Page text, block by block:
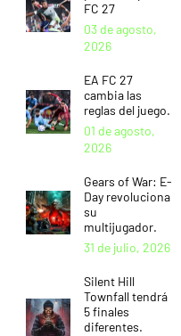
FC 27
03 de agosto,
2026
EA FC 27
cambia las
reglas del juego.
01 de agosto,
2026
Gears of War: E-
Day revoluciona
su
multijugador.
31 de julio, 2026
Silent Hill
Townfall tendrá
5 finales
diferentes.